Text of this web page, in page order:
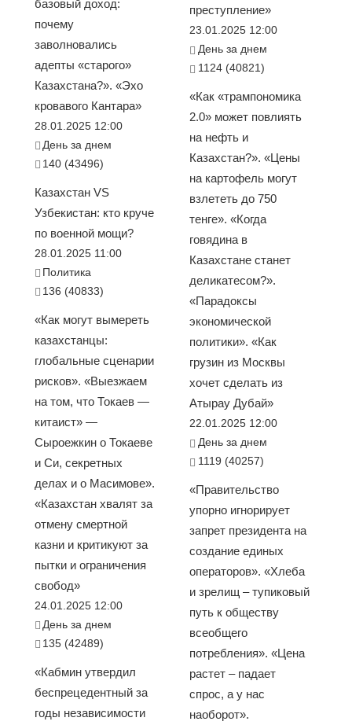
базовый доход:
почему
заволновались
адепты «старого»
Казахстана?». «Эхо
кровавого Кантара»
28.01.2025 12:00
День за днем
140 (43496)
Казахстан VS
Узбекистан: кто круче
по военной мощи?
28.01.2025 11:00
Политика
136 (40833)
«Как могут вымереть
казахстанцы:
глобальные сценарии
рисков». «Выезжаем
на том, что Токаев —
китаист» —
Сыроежкин о Токаеве
и Си, секретных
делах и о Масимове».
«Казахстан хвалят за
отмену смертной
казни и критикуют за
пытки и ограничения
свобод»
24.01.2025 12:00
День за днем
135 (42489)
«Кабмин утвердил
беспрецедентный за
годы независимости
преступление»
23.01.2025 12:00
День за днем
1124 (40821)
«Как «трампономика
2.0» может повлиять
на нефть и
Казахстан?». «Цены
на картофель могут
взлететь до 750
тенге». «Когда
говядина в
Казахстане станет
деликатесом?».
«Парадоксы
экономической
политики». «Как
грузин из Москвы
хочет сделать из
Атырау Дубай»
22.01.2025 12:00
День за днем
1119 (40257)
«Правительство
упорно игнорирует
запрет президента на
создание единых
операторов». «Хлеба
и зрелищ – тупиковый
путь к обществу
всеобщего
потребления». «Цена
растет – падает
спрос, а у нас
наоборот».